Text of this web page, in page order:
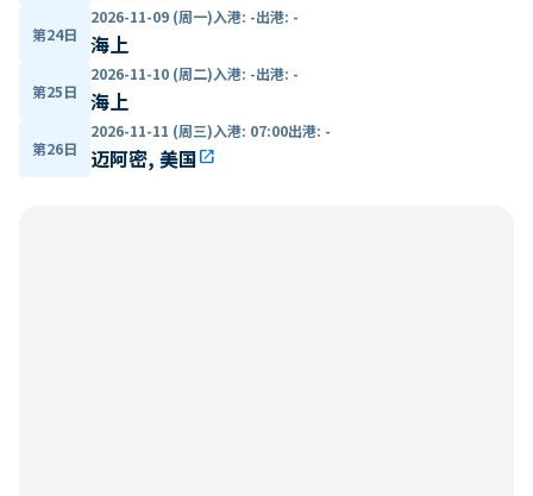
第24日
2026-11-09 (周一)入港: -出港: -
海上
第25日
2026-11-10 (周二)入港: -出港: -
海上
第26日
2026-11-11 (周三)入港: 07:00出港: -
迈阿密, 美国open_in_new